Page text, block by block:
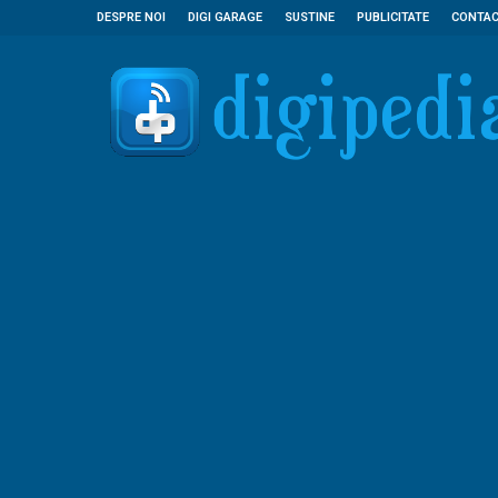
DESPRE NOI DIGI GARAGE SUSTINE PUBLICITATE